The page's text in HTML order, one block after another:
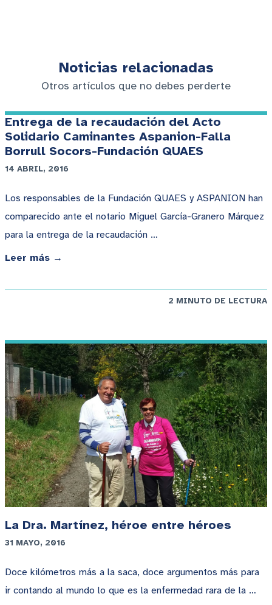
Noticias relacionadas
Otros artículos que no debes perderte
Entrega de la recaudación del Acto
Solidario Caminantes Aspanion-Falla
Borrull Socors-Fundación QUAES
14 ABRIL, 2016
Los responsables de la Fundación QUAES y ASPANION han
comparecido ante el notario Miguel García-Granero Márquez
para la entrega de la recaudación …
Leer más →
2 MINUTO DE LECTURA
La Dra. Martínez, héroe entre héroes
31 MAYO, 2016
Doce kilómetros más a la saca, doce argumentos más para
ir contando al mundo lo que es la enfermedad rara de la …